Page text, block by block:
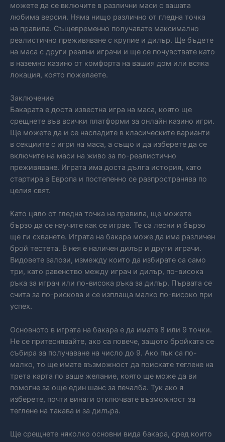
можете да се включите в различни маси с вашата
любима версия. Няма нищо различно от гледна точка
на правила. Същевременно получавате максимално
реалистично преживяване с крупие и дилър. Ще бъдете
на маса с други реални играчи и ще се почувствате като
в наземно казино от комфорта на вашия дом или всяка
локация, която пожелаете.
Заключение
Бакарата е доста известна игра на маса, която ще
срещнете във всички платформи за онлайн казино игри.
Ще можете да и се насладите в класическите варианти
в секциите с игри на маса, а също и да изберете да се
включите на маси на живо за по-реалистично
преживяване. Играта има доста дълга история, като
стартира в Европа и постепенно се разпространява по
целия свят.
Като цяло от гледна точка на правила, ще можете
бързо да се научите как се играе. Те са лесни и бързо
ще ги схванете. Играта на бакара може да има различен
брой тестета. В нея е наличен дилър и други играчи.
Видовете залози, измежду които да избирате са само
три, като равенство между играч и дилър, по-висока
ръка за играч или по-висока ръка за дилър. Първата се
счита за по-рискова и се изплаща малко по-високо при
успех.
Основното в играта на бакара е да имате 8 или 9 точки.
Не се притеснявайте, ако са повече, защото бройката се
събира за получаване на число до 9. Ако пък са по-
малко, то ще имате възможност да поискате теглене на
трета карта по ваше желание, която ще може да ви
помогне за още един шанс за печалба. Тук ако я
изберете, почти винаги отключвате възможност за
теглене на такава и за дилъра.
Ще срещнете няколко основни вида бакара, сред които